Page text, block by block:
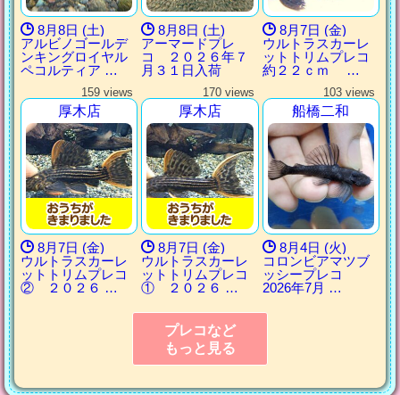
8月8日 (土)
アルビノゴールデ
ンキングロイヤル
ペコルティア …
8月8日 (土)
アーマードプレ
コ ２０２６年７
月３１日入荷
8月7日 (金)
ウルトラスカーレ
ットトリムプレコ
約２２ｃｍ …
159 views
厚木店
8月7日 (金)
ウルトラスカーレ
ットトリムプレコ
② ２０２６ …
170 views
厚木店
8月7日 (金)
ウルトラスカーレ
ットトリムプレコ
① ２０２６ …
103 views
船橋二和
8月4日 (火)
コロンビアマツブ
ッシープレコ
2026年7月 …
プレコなど
もっと見る